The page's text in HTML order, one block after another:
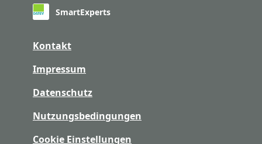
SmartExperts
Kontakt
Impressum
Datenschutz
Nutzungsbedingungen
Cookie Einstellungen